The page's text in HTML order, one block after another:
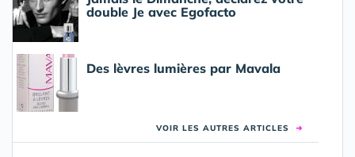
double Je avec Egofacto
Des lèvres lumières par Mavala
VOIR LES AUTRES ARTICLES ➜